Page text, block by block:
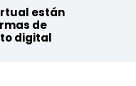
están
de
digital